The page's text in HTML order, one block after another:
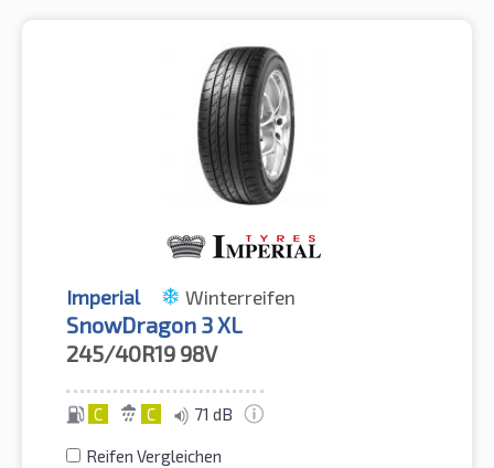
Imperial Winterreifen
SnowDragon 3 XL
245/40R19 98V
C C 71 dB
Reifen Vergleichen